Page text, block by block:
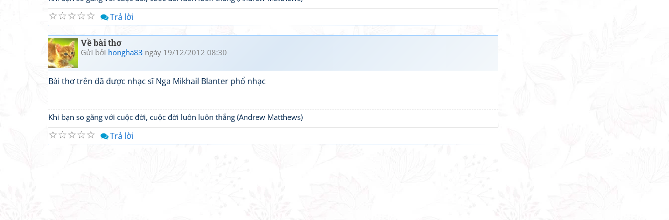
☆
☆
☆
☆
☆ Trả lời
Về bài thơ
Gửi bởi hongha83 ngày 19/12/2012 08:30
Bài thơ trên đã được nhạc sĩ Nga Mikhail Blanter phổ nhạc
Khi bạn so găng với cuộc đời, cuộc đời luôn luôn thắng (Andrew Matthews)
☆
☆
☆
☆
☆ Trả lời